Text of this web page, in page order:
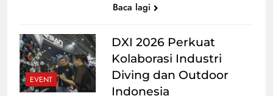
Baca lagi
EVENT
DXI 2026 Perkuat
Kolaborasi Industri
Diving dan Outdoor
Indonesia